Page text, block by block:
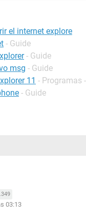
el internet explore
- Guide
- Guide
msg - Guide
11 - Programas
- Guide
03:13